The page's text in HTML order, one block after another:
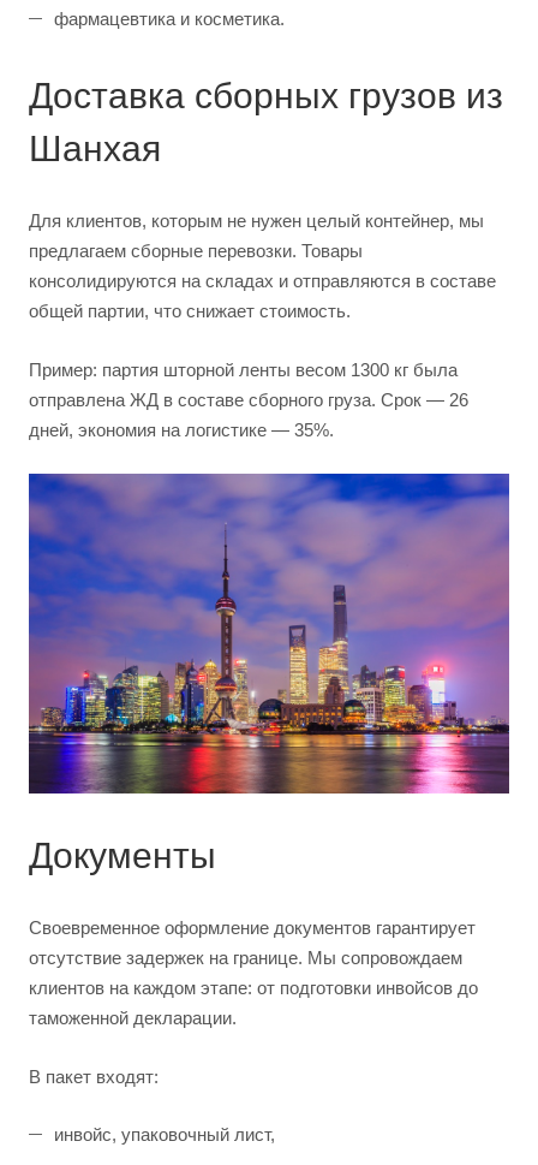
фармацевтика и косметика.
Доставка сборных грузов из
Шанхая
Для клиентов, которым не нужен целый контейнер, мы
предлагаем сборные перевозки. Товары
консолидируются на складах и отправляются в составе
общей партии, что снижает стоимость.
Пример: партия шторной ленты весом 1300 кг была
отправлена ЖД в составе сборного груза. Срок — 26
дней, экономия на логистике — 35%.
Документы
Своевременное оформление документов гарантирует
отсутствие задержек на границе. Мы сопровождаем
клиентов на каждом этапе: от подготовки инвойсов до
таможенной декларации.
В пакет входят:
инвойс, упаковочный лист,